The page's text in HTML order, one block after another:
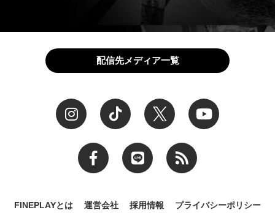
配信先メディア一覧
FINEPLAYとは 運営会社 採用情報 プライバシーポリシー